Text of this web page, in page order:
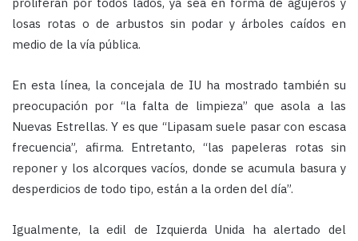
losas rotas o de arbustos sin podar y árboles caídos en
medio de la vía pública.
En esta línea, la concejala de IU ha mostrado también su
preocupación por “la falta de limpieza” que asola a las
Nuevas Estrellas. Y es que “Lipasam suele pasar con escasa
frecuencia”, afirma. Entretanto, “las papeleras rotas sin
reponer y los alcorques vacíos, donde se acumula basura y
desperdicios de todo tipo, están a la orden del día”.
Igualmente, la edil de Izquierda Unida ha alertado del